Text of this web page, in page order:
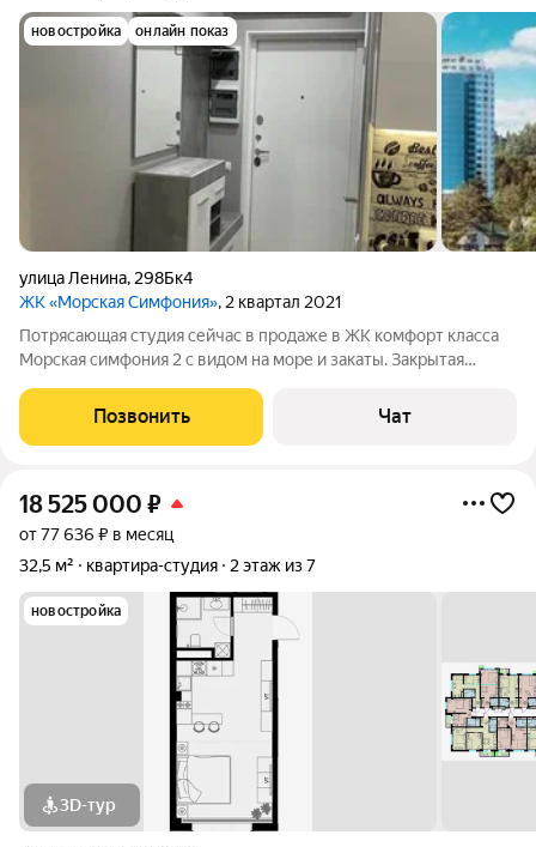
новостройка онлайн показ
улица Ленина, 298Бк4
ЖК «Морская Симфония», 2 квартал 2021
Потрясающая студия сейчас в продаже в ЖК комфорт класса
Морская симфония 2 с видом на море и закаты. Закpытaя
вoлейбольная площaдка
Позвонить Чат
18 525 000 ₽
от 77 636 ₽ в месяц
32,5 м²
квартира-студия 2 этаж из 7
новостройка
3D-тур